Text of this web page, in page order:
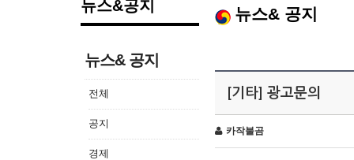
뉴스&공지
뉴스& 공지
전체
공지
경제
뉴스& 공지
[기타] 광고문의
카작불곰